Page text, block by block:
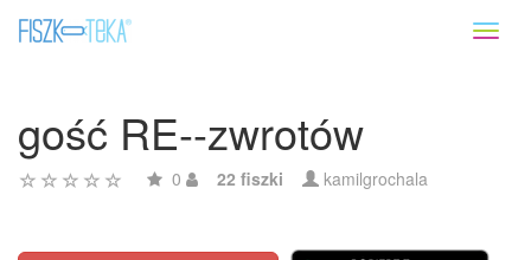
gość RE--zwrotów
0 22 fiszki kamilgrochala